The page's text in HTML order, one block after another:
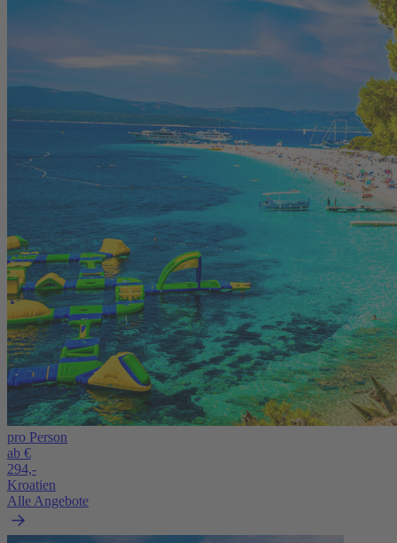
pro Person
ab €
294,-
Kroatien
Alle Angebote